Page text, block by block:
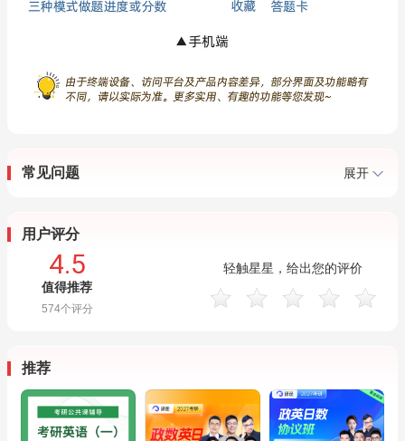
常见问题 展开
用户评分
4.5
值得推荐
574个评分
轻触星星，给出您的评价
推荐